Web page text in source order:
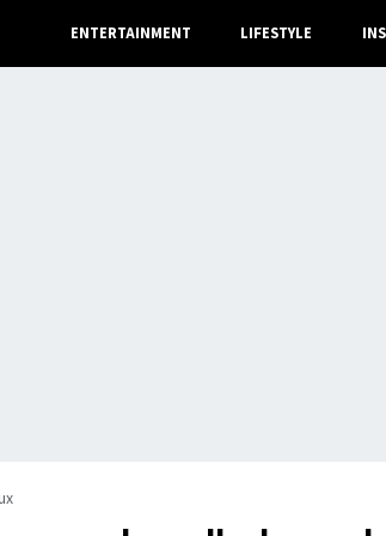
ENTERTAINMENT LIFESTYLE